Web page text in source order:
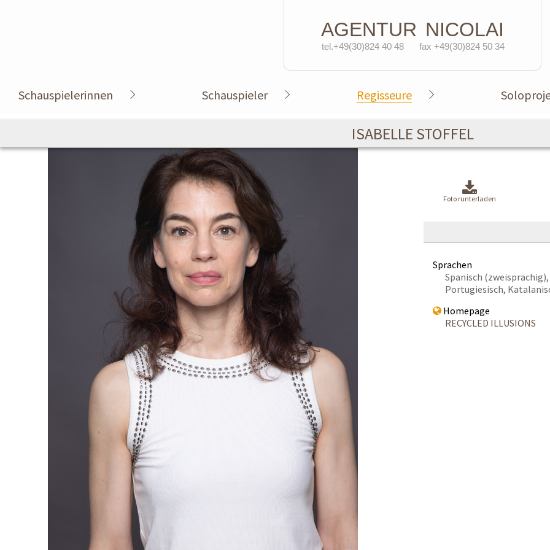
AGENTUR NICOLAI
tel.+49(30)824 40 48 fax +49(30)824 50 34
Schauspielerinnen Schauspieler Regisseure
ISABELLE STOFFEL
Foto runterladen
Sprachen
Spanisch
Portugiesisch,
Homepage
RECYCLED ILLUSIONS